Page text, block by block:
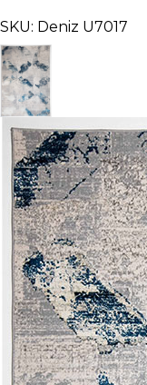
SKU: Deniz U7017